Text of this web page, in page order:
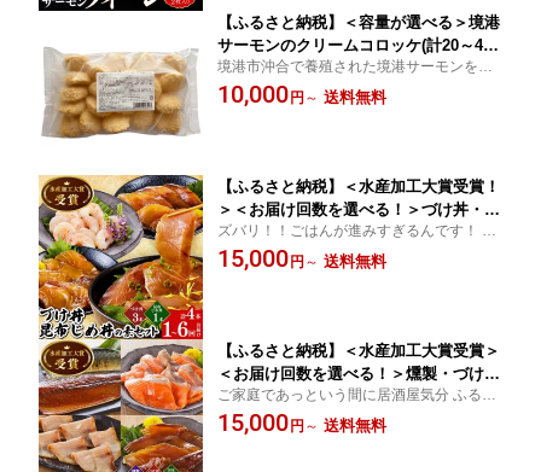
【ふるさと納税】＜容量が選べる＞境港
サーモンのクリームコロッケ(計20～40
個) | サーモンコロッケ クリームコロッ
ケ 鮭 サーモン 揚げ物 惣菜 おかず 海鮮
境港市沖合で養殖された境港サーモンを7.
2%使用！ ふるさと納税 境港市 特産品
10,000 円 ～ 送料無料
【ふるさと納税】＜水産加工大賞受賞！
＞＜お届け回数を選べる！＞づけ丼・昆
布じめ丼の素セット(づけ丼×3本・昆布
じめ丼×1本・計4本×1～6回お届け）
ズバリ！！ごはんが進みすぎるんです！ ふ
るさと納税 境港市 特産品
15,000 円 ～ 送料無料
【ふるさと納税】＜水産加工大賞受賞＞
＜お届け回数を選べる！＞燻製・づけ
丼・昆布じめ丼の素詰合せ(燻製×2本・
づけ丼×1本・昆布じめ丼×1本・計4本×1
ご家庭であっという間に居酒屋気分 ふるさ
と納税 境港市 特産品
15,000 円 ～ 送料無料